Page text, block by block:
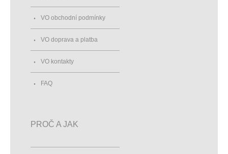
VO obchodní podmínky
VO doprava a platba
VO kontakty
FAQ
PROČ A JAK